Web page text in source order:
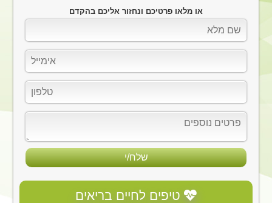
או מלאו פרטיכם ונחזור אליכם בהקדם
שם
מלא
פרטים
טיפים לחיים בריאים